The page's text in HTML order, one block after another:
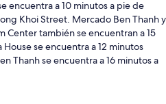
encuentra a 10 minutos a pie de
Khoi Street. Mercado Ben Thanh y
Center también se encuentran a 15
se encuentra a 12 minutos
Thanh se encuentra a 16 minutos a